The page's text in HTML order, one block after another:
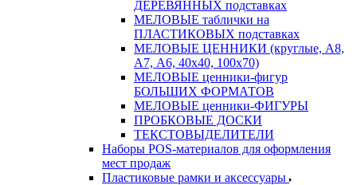
ДЕРЕВЯННЫХ подставках
МЕЛОВЫЕ таблички на
ПЛАСТИКОВЫХ подставках
МЕЛОВЫЕ ЦЕННИКИ (круглые, А8,
А7, А6, 40х40, 100х70)
МЕЛОВЫЕ ценники-фигур
БОЛЬШИХ ФОРМАТОВ
МЕЛОВЫЕ ценники-ФИГУРЫ
ПРОБКОВЫЕ ДОСКИ
ТЕКСТОВЫДЕЛИТЕЛИ
Наборы POS-материалов для оформления
мест продаж
Пластиковые рамки и аксессуары